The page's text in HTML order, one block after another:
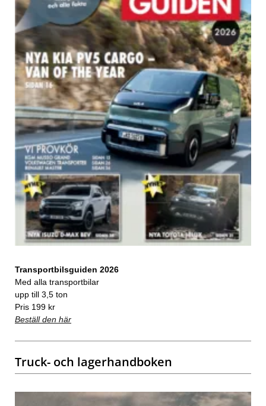
Transportbilsguiden 2026
Med alla transportbilar
upp till 3,5 ton
Pris 199 kr
Beställ den här
Truck- och lagerhandboken